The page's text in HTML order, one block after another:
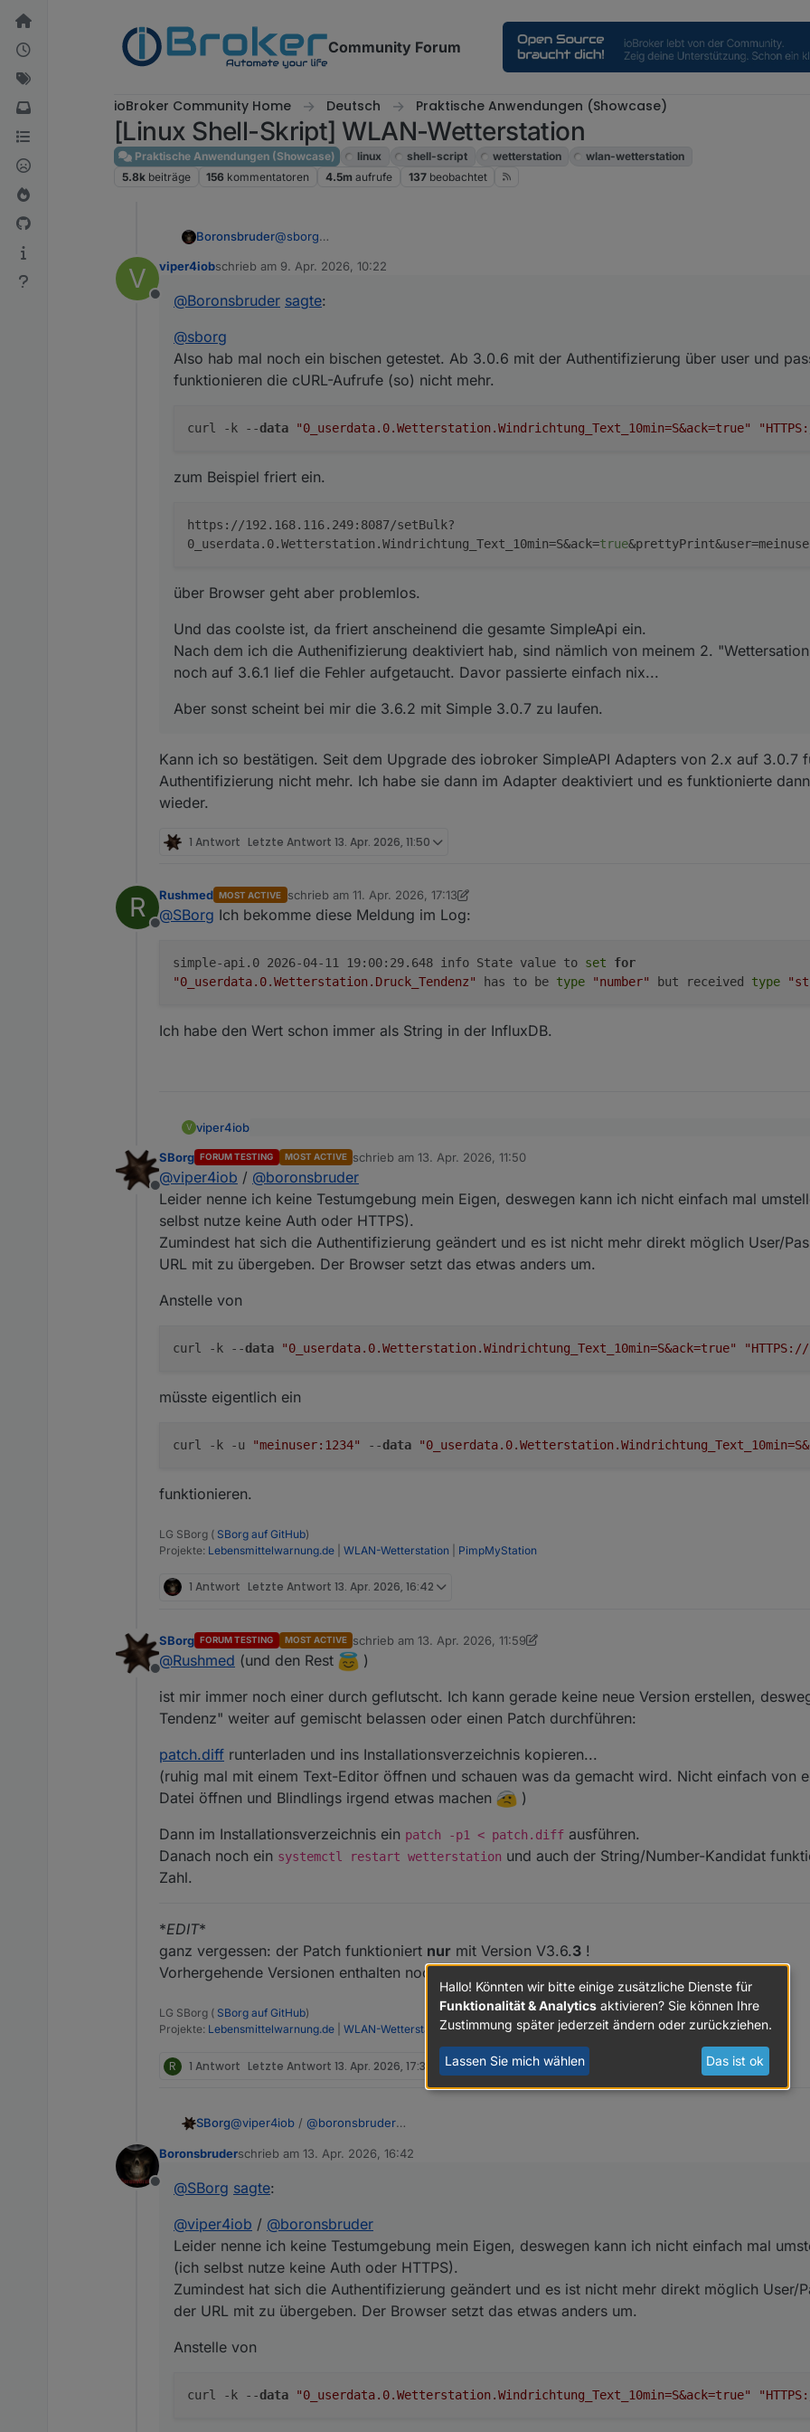
Weiter zum Inhalt
Community Forum
ioBroker Community Home Deutsch Praktische Anwendungen (Showcase)
[Linux Shell-Skript] WLAN-Wetterstation
Praktische Anwendungen (Showcase) linux shell-script wetterstation
wlan-wetterstation
5.8k beiträge 156 kommentatoren 4.5m aufrufe 137 beobachtet
Boronsbruder@sborg
die cURL-Aufrufe (so) nicht mehr.
zum Beispiel friert ein.
über Browser geht aber problemlos.
Nach dem ich die Authenifizierung deaktiviert hab, sind nämlich von meinem 2.
3.6.1 lief die Fehler aufgetaucht. Davor passierte einfach nix...
Aber sonst scheint bei mir die 3.6.2 mit Simple 3.0.7 zu laufen.
V
Offline
viper4iobschrieb am 9. Apr. 2026, 10:22
zuletzt editiert von
@Boronsbruder sagte:
@sborg
Also hab mal noch ein bischen getestet. Ab 3.0.6 mit der Authentifizierung über user und
funktionieren die cURL-Aufrufe (so) nicht mehr.
curl -k --data "0_userdata.0.Wetterstation.Windrichtung_Text_10min=S&ack=true"
zum Beispiel friert ein.
https://192.168.116.249:8087/setBulk?
0_userdata.0.Wetterstation.Windrichtung_Text_10min=S&ack=true
über Browser geht aber problemlos.
Und das coolste ist, da friert anscheinend die gesamte SimpleApi ein.
Nach dem ich die Authenifizierung deaktiviert hab, sind nämlich von meinem 2.
noch auf 3.6.1 lief die Fehler aufgetaucht. Davor passierte einfach nix...
Aber sonst scheint bei mir die 3.6.2 mit Simple 3.0.7 zu laufen.
Kann ich so bestätigen. Seit dem Upgrade des iobroker SimpleAPI Adapters von 2.x auf 3.0.7
Authentifizierung nicht mehr. Ich habe sie dann im Adapter deaktiviert und es funktionierte
wieder.
1 Antwort Letzte Antwort 13. Apr. 2026, 11:50
R
Offline
Rushmed MOST ACTIVE schrieb am 11. Apr. 2026, 17:13
zuletzt editiert von Rushmed4. Nov. 2026, 19:16
@SBorg Ich bekomme diese Meldung im Log:
simple-api.0 2026-04-11 19:00:29.648 info State value to set
for
"0_userdata.0.Wetterstation.Druck_Tendenz"
has to be type "number" but received type
Ich habe den Wert schon immer als String in der InfluxDB.
V viper4iob
@sborg
Also hab mal noch ein bischen getestet. Ab 3.0.6 mit der Authentifizierung über user und
die cURL-Aufrufe (so) nicht mehr.
zum Beispiel friert ein.
3.6.1 lief die Fehler aufgetaucht. Davor passierte einfach nix...
Kann ich so bestätigen. Seit dem Upgrade des iobroker SimpleAPI Adapters von 2.x auf 3.0.7
Authentifizierung nicht mehr. Ich habe sie dann im Adapter deaktiviert und es funktionierte dann
Offline
SBorg FORUM TESTING MOST ACTIVE schrieb am13. Apr. 2026, 11:50
zuletzt editiert von
@viper4iob / @boronsbruder
Leider nenne ich keine Testumgebung mein Eigen, deswegen kann ich nicht einfach mal
selbst nutze keine Auth oder HTTPS).
Zumindest hat sich die Authentifizierung geändert und es ist nicht mehr direkt möglich User/
URL mit zu übergeben. Der Browser setzt das etwas anders um.
Anstelle von
curl -k --data "0_userdata.0.Wetterstation.Windrichtung_Text_10min=S&ack=true"
müsste eigentlich ein
curl -k -u "meinuser:1234" --data
funktionieren.
LG SBorg ( SBorg auf GitHub)
Projekte: Lebensmittelwarnung.de WLAN-Wetterstation PimpMyStation
1 Antwort Letzte Antwort 13. Apr. 2026, 16:42
Offline
SBorg FORUM TESTING MOST ACTIVE schrieb am13. Apr. 2026, 11:59
zuletzt editiert von SBorg
@Rushmed (und den Rest )
ist mir immer noch einer durch geflutscht. Ich kann gerade keine neue Version erstellen,
Tendenz" weiter auf gemischt belassen oder einen Patch durchführen:
patch.diff runterladen und ins Installationsverzeichnis kopieren...
(ruhig mal mit einem Text-Editor öffnen und schauen was da gemacht wird. Nicht einfach von
Datei öffnen und Blindlings irgend etwas machen
)
Dann im Installationsverzeichnis ein patch -p1 < patch.diff ausführen.
Danach noch ein systemctl restart wetterstation und auch der String/Number-Kandidat
Zahl.
*EDIT*
ganz vergessen: der Patch funktioniert nur mit Version V3.6.3 !
Vorhergehende Versionen enthalten noch nicht die benötigte Funktion.
LG SBorg ( SBorg auf GitHub)
Projekte: Lebensmittelwarnung.de WLAN-Wetterstation|PimpMyStation
R 1 Antwort Letzte Antwort 13. Apr. 2026, 17:36
SBorg@viper4iob / @boronsbruder
nutze keine Auth oder HTTPS).
übergeben. Der Browser setzt das etwas anders um.
Anstelle von
müsste eigentlich ein
funktionieren.
Offline
Boronsbruderschrieb am 13. Apr. 2026, 16:42
zuletzt editiert von
@SBorg sagte:
@viper4iob / @boronsbruder
Leider nenne ich keine Testumgebung mein Eigen, deswegen kann ich nicht einfach mal
(ich selbst nutze keine Auth oder HTTPS).
Zumindest hat sich die Authentifizierung geändert und es ist nicht mehr direkt möglich User/
der URL mit zu übergeben. Der Browser setzt das etwas anders um.
Anstelle von
curl -k --data "0_userdata.0.Wetterstation.Windrichtung_Text_10min=S&ack=true"
Hallo! Könnten wir bitte einige zusätzliche Dienste für
Funktionalität & Analytics aktivieren? Sie können Ihre
Zustimmung später jederzeit ändern oder zurückziehen.
Lassen Sie mich wählen Das ist ok